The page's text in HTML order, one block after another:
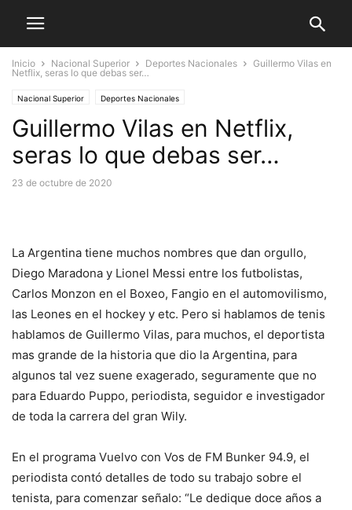
Inicio Nacional Superior Deportes Nacionales
Guillermo Vilas en
Netflix, seras lo que debas ser…
Nacional Superior Deportes Nacionales
Guillermo Vilas en Netflix,
seras lo que debas ser…
23 de octubre de 2020
La Argentina tiene muchos nombres que dan orgullo,
Diego Maradona y Lionel Messi entre los futbolistas,
Carlos Monzon en el Boxeo, Fangio en el automovilismo,
las Leones en el hockey y etc. Pero si hablamos de tenis
hablamos de Guillermo Vilas, para muchos, el deportista
mas grande de la historia que dio la Argentina, para
algunos tal vez suene exagerado, seguramente que no
para Eduardo Puppo, periodista, seguidor e investigador
de toda la carrera del gran Wily.
En el programa Vuelvo con Vos de FM Bunker 94.9, el
periodista contó detalles de todo su trabajo sobre el
tenista, para comenzar señalo: “Le dedique doce años a